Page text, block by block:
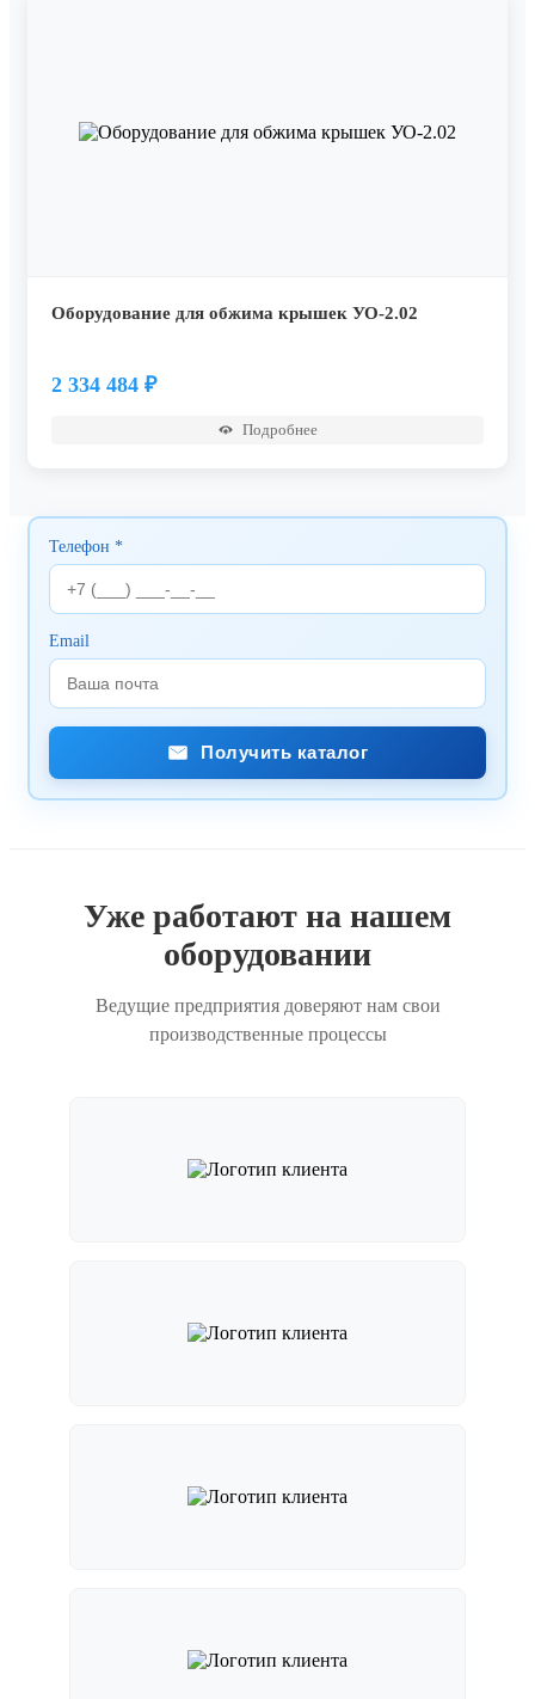
Оборудование для обжима крышек УО-2.02
2 334 484 ₽
Подробнее
Телефон *
Email
Получить каталог
Уже работают на нашем
оборудовании
Ведущие предприятия доверяют нам свои
производственные процессы